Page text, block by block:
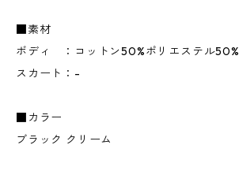
■素材
ボディ ：コットン50%ポリエステル50%
スカート：-
■カラー
ブラック クリーム